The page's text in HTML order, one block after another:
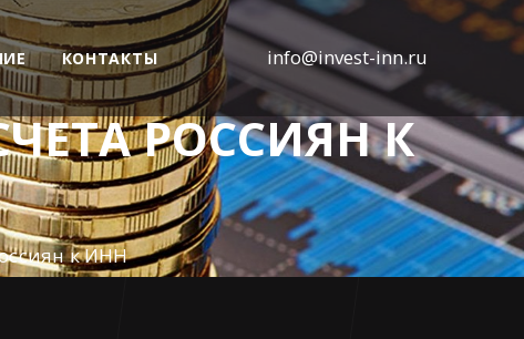
КОНТАКТЫ info@invest-inn.ru
РОССИЯН К
к ИНН